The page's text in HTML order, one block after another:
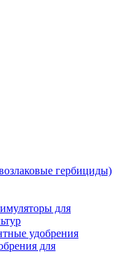
гербициды)
для
удобрения
для